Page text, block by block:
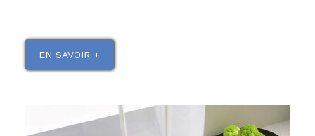
EN SAVOIR +